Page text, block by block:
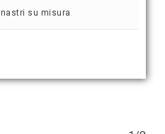
nastri su misura